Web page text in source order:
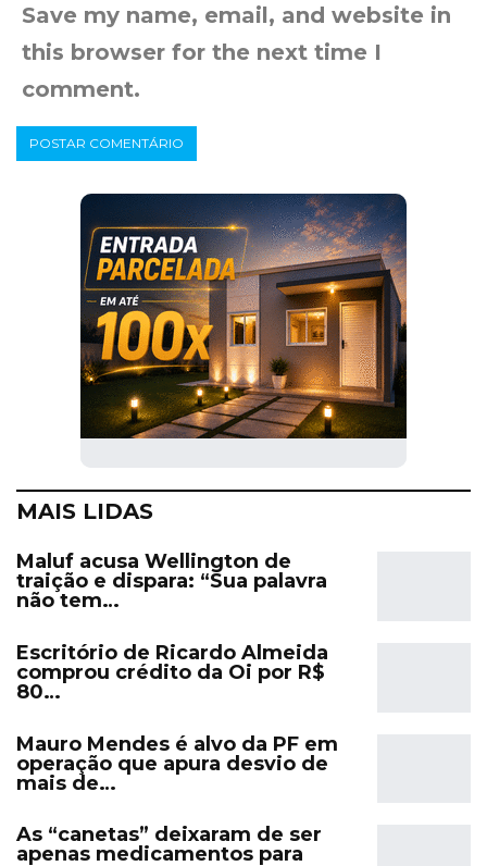
Save my name, email, and website in
this browser for the next time I
comment.
MAIS LIDAS
Maluf acusa Wellington de
traição e dispara: “Sua palavra
não tem…
Escritório de Ricardo Almeida
comprou crédito da Oi por R$
80…
Mauro Mendes é alvo da PF em
operação que apura desvio de
mais de…
As “canetas” deixaram de ser
apenas medicamentos para